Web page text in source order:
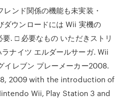
ンド関係の機能も未実装・
ダウンロードには Wii 実機の
. □ 必要なもの いただきストリ
ナイツ エルダールサーガ. Wii
イレブン プレーメーカー2008.
8, 2009 with the introduction of
Wii, Play Station 3 and